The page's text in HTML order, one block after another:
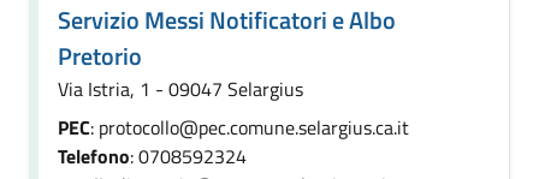
Servizio Messi Notificatori e Albo
Pretorio
Via Istria, 1 - 09047 Selargius
PEC: protocollo@pec.comune.selargius.ca.it
Telefono: 0708592324